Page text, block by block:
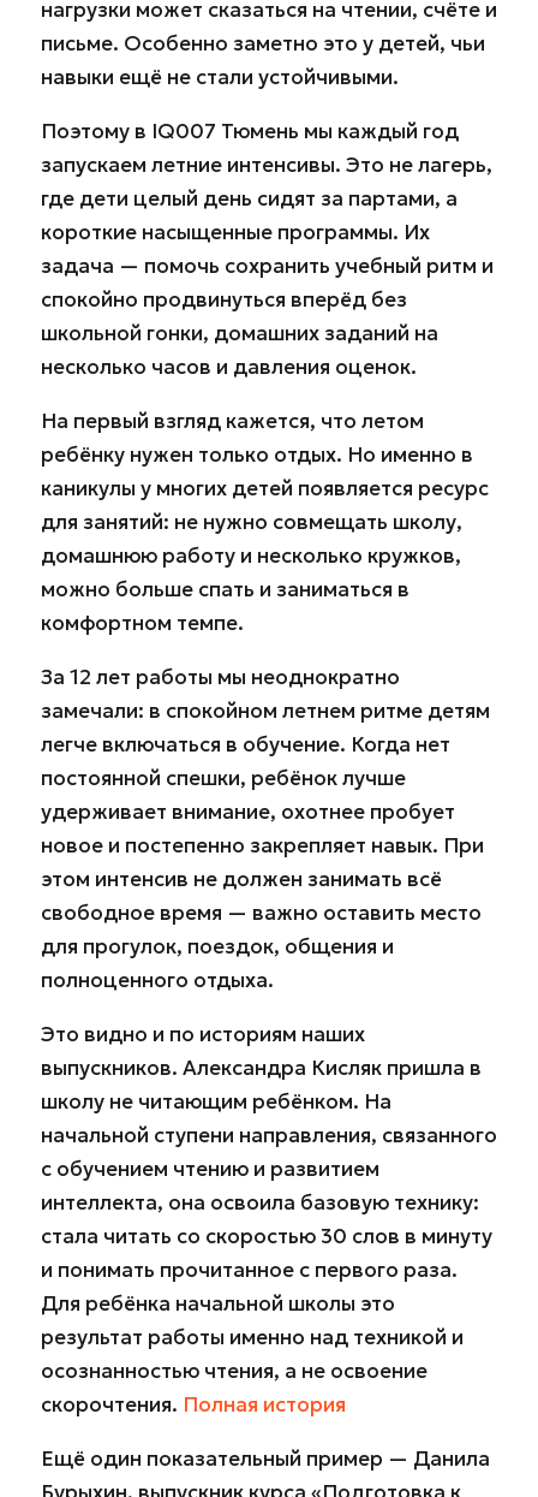
нагрузки может сказаться на чтении, счёте и
письме. Особенно заметно это у детей, чьи
навыки ещё не стали устойчивыми.
Поэтому в IQ007 Тюмень мы каждый год
запускаем летние интенсивы. Это не лагерь,
где дети целый день сидят за партами, а
короткие насыщенные программы. Их
задача — помочь сохранить учебный ритм и
спокойно продвинуться вперёд без
школьной гонки, домашних заданий на
несколько часов и давления оценок.
На первый взгляд кажется, что летом
ребёнку нужен только отдых. Но именно в
каникулы у многих детей появляется ресурс
для занятий: не нужно совмещать школу,
домашнюю работу и несколько кружков,
можно больше спать и заниматься в
комфортном темпе.
За 12 лет работы мы неоднократно
замечали: в спокойном летнем ритме детям
легче включаться в обучение. Когда нет
постоянной спешки, ребёнок лучше
удерживает внимание, охотнее пробует
новое и постепенно закрепляет навык. При
этом интенсив не должен занимать всё
свободное время — важно оставить место
для прогулок, поездок, общения и
полноценного отдыха.
Это видно и по историям наших
выпускников. Александра Кисляк пришла в
школу не читающим ребёнком. На
начальной ступени направления, связанного
с обучением чтению и развитием
интеллекта, она освоила базовую технику:
стала читать со скоростью 30 слов в минуту
и понимать прочитанное с первого раза.
Для ребёнка начальной школы это
результат работы именно над техникой и
осознанностью чтения, а не освоение
скорочтения. Полная история
Ещё один показательный пример — Данила